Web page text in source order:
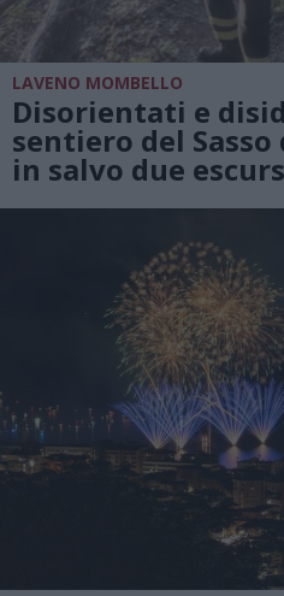
LAVENO MOMBELLO
Disorientati e
sentiero del
in salvo due